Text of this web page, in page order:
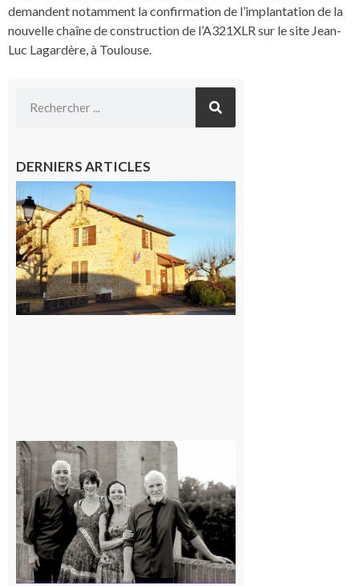
demandent notamment la confirmation de l’implantation de la
nouvelle chaîne de construction de l’A321XLR sur le site Jean-
Luc Lagardère, à Toulouse.
DERNIERS ARTICLES